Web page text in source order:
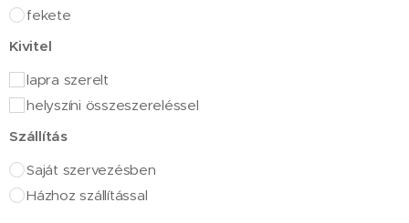
fekete
Kivitel
lapra szerelt
helyszíni összeszereléssel
Szállítás
Saját szervezésben
Házhoz szállítással